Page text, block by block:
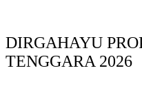
DIRGAHAYU
TENGGARA 2026